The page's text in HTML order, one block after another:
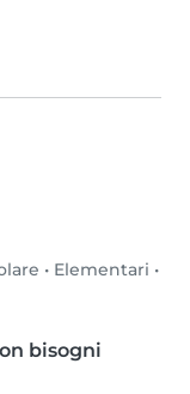
• Elementari •
bisogni